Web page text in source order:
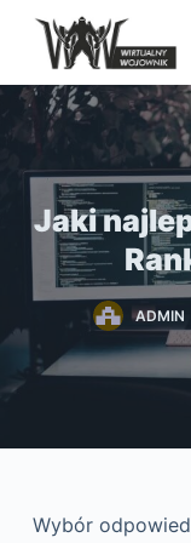
S
i
p
o
Jaki
ADMIN
Wybór